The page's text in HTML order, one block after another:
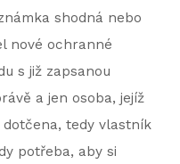
shodná nebo
nové ochranné
s již zapsanou
a jen osoba, jejíž
tedy vlastník
potřeba, aby si